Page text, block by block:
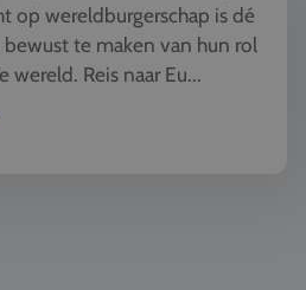
op wereldburgerschap is dé
te maken van hun rol
wereld. Reis naar Eu...